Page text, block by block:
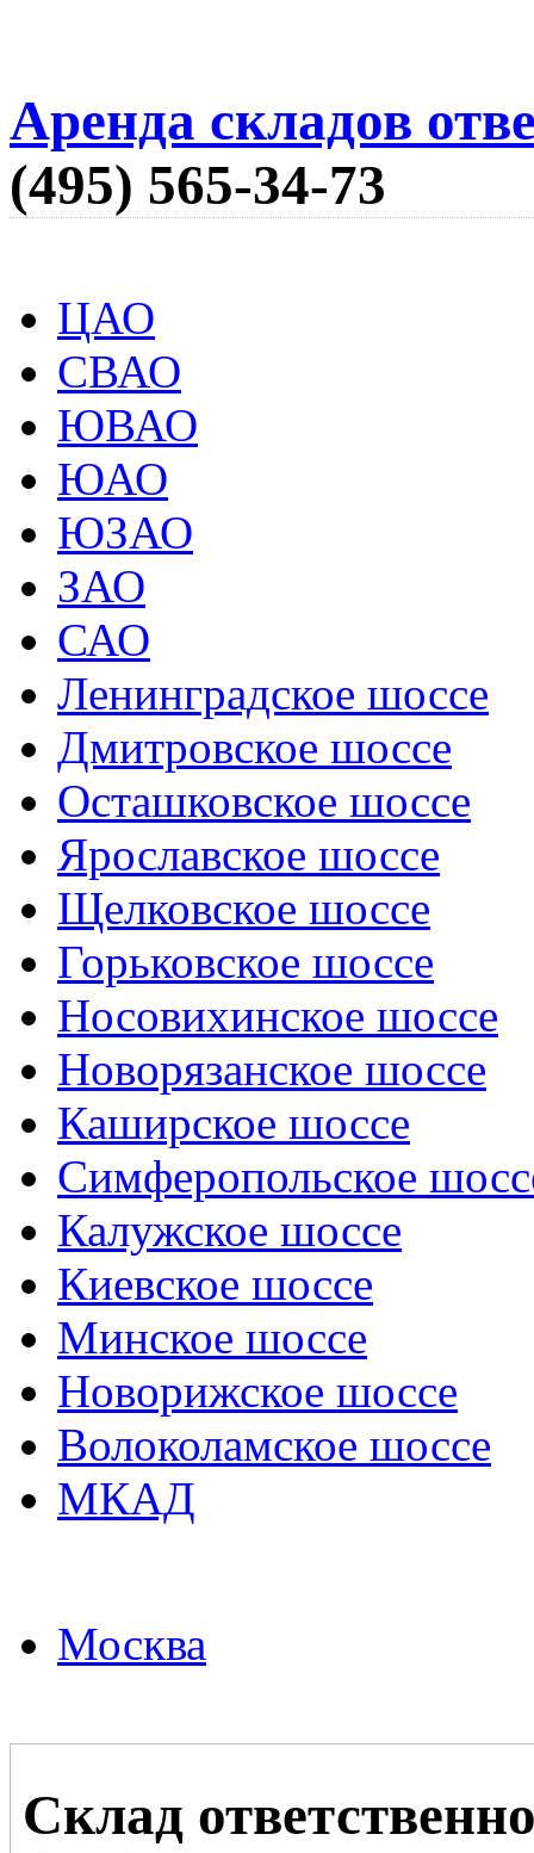
Аренда складов
(495) 565-34-73
ЦАО
СВАО
ЮВАО
ЮАО
ЮЗАО
ЗАО
САО
Ленинградское шоссе
Дмитровское шоссе
Осташковское шоссе
Ярославское шоссе
Щелковское шоссе
Горьковское шоссе
Носовихинское шоссе
Новорязанское шоссе
Каширское шоссе
Симферопольское
Калужское шоссе
Киевское шоссе
Минское шоссе
Новорижское шоссе
Волоколамское шоссе
МКАД
Москва
Склад